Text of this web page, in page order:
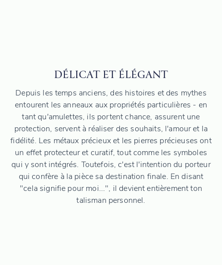
DÉLICAT ET ÉLÉGANT
Depuis les temps anciens, des histoires et des mythes
entourent les anneaux aux propriétés particulières - en
tant qu'amulettes, ils portent chance, assurent une
protection, servent à réaliser des souhaits, l'amour et la
fidélité. Les métaux précieux et les pierres précieuses ont
un effet protecteur et curatif, tout comme les symboles
qui y sont intégrés. Toutefois, c'est l'intention du porteur
qui confère à la pièce sa destination finale. En disant
"cela signifie pour moi...", il devient entièrement ton
talisman personnel.